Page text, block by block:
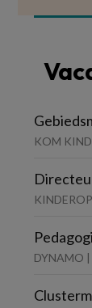
KOM
DYNAMO